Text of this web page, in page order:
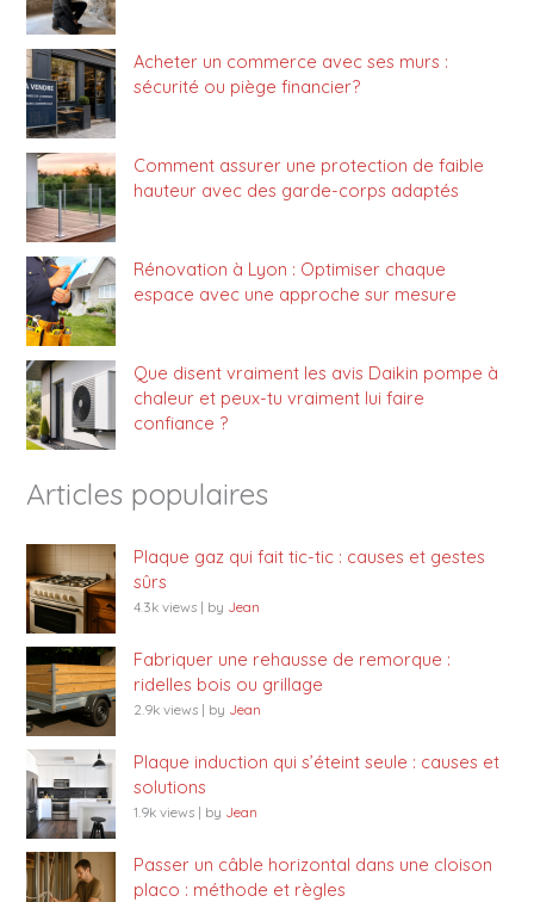
Acheter un commerce avec ses murs :
sécurité ou piège financier?
Comment assurer une protection de faible
hauteur avec des garde-corps adaptés
Rénovation à Lyon : Optimiser chaque
espace avec une approche sur mesure
Que disent vraiment les avis Daikin pompe à
chaleur et peux-tu vraiment lui faire
confiance ?
Articles populaires
Plaque gaz qui fait tic-tic : causes et gestes
sûrs
4.3k views | by Jean
Fabriquer une rehausse de remorque :
ridelles bois ou grillage
2.9k views | by Jean
Plaque induction qui s’éteint seule : causes et
solutions
1.9k views | by Jean
Passer un câble horizontal dans une cloison
placo : méthode et règles